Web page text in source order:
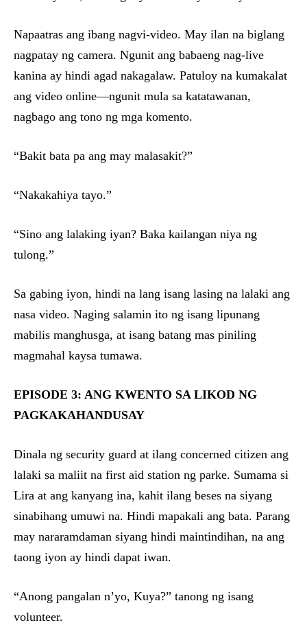
Napaatras ang ibang nagvi-video. May ilan na biglang
nagpatay ng camera. Ngunit ang babaeng nag-live
kanina ay hindi agad nakagalaw. Patuloy na kumakalat
ang video online—ngunit mula sa katatawanan,
nagbago ang tono ng mga komento.
“Bakit bata pa ang may malasakit?”
“Nakakahiya tayo.”
“Sino ang lalaking iyan? Baka kailangan niya ng
tulong.”
Sa gabing iyon, hindi na lang isang lasing na lalaki ang
nasa video. Naging salamin ito ng isang lipunang
mabilis manghusga, at isang batang mas piniling
magmahal kaysa tumawa.
EPISODE 3: ANG KWENTO SA LIKOD NG
PAGKAKAHANDUSAY
Dinala ng security guard at ilang concerned citizen ang
lalaki sa maliit na first aid station ng parke. Sumama si
Lira at ang kanyang ina, kahit ilang beses na siyang
sinabihang umuwi na. Hindi mapakali ang bata. Parang
may nararamdaman siyang hindi maintindihan, na ang
taong iyon ay hindi dapat iwan.
“Anong pangalan n’yo, Kuya?” tanong ng isang
volunteer.